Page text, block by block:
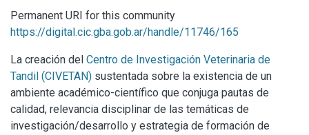
Permanent URI for this community
https://digital.cic.gba.gob.ar/handle/11746/165
La creación del Centro de Investigación Veterinaria de
Tandil (CIVETAN) sustentada sobre la existencia de un
ambiente académico-científico que conjuga pautas de
calidad, relevancia disciplinar de las temáticas de
investigación/desarrollo y estrategia de formación de